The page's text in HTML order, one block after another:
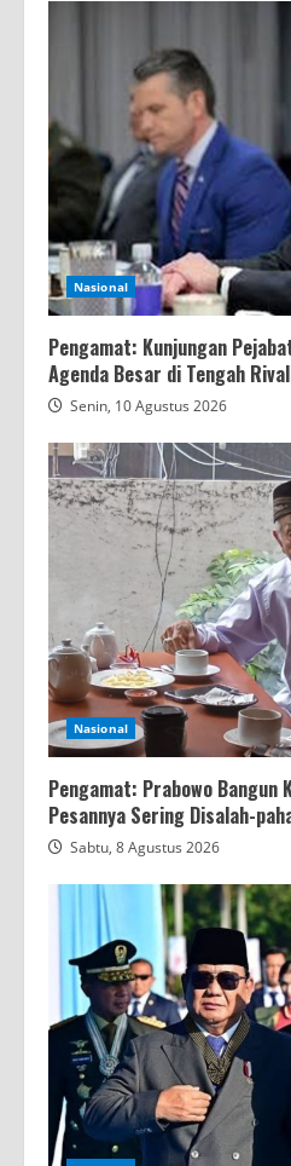
Nasional
Pengamat: Kunjungan
Agenda Besar di Tengah
Senin, 10 Agustus 2026
Nasional
Pengamat: Prabowo Bangun
Pesannya Sering Disalah-
Sabtu, 8 Agustus 2026